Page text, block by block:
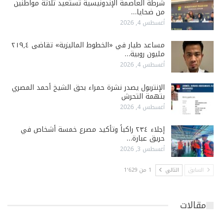
شرطة العاصمة الإندونيسية تستعيد ثلاثة مواطنين
من ضحايا…
أغسطس 4, 2026
مساعد طيار في «الخطوط الماليزية» تقاضى ٢١٩٫٤
مليون روبية…
أغسطس 4, 2026
الإنتربول يصدر نشرة حمراء بحق الشيخ أحمد المصري
بتهمة التحرش
أغسطس 4, 2026
إجلاء ٢٣٤ راكباً وتأكيد مصرع خمسة أشخاص في
حريق عبارة…
أغسطس 3, 2026
السابق التالي 1 من 1٬629
مقالات